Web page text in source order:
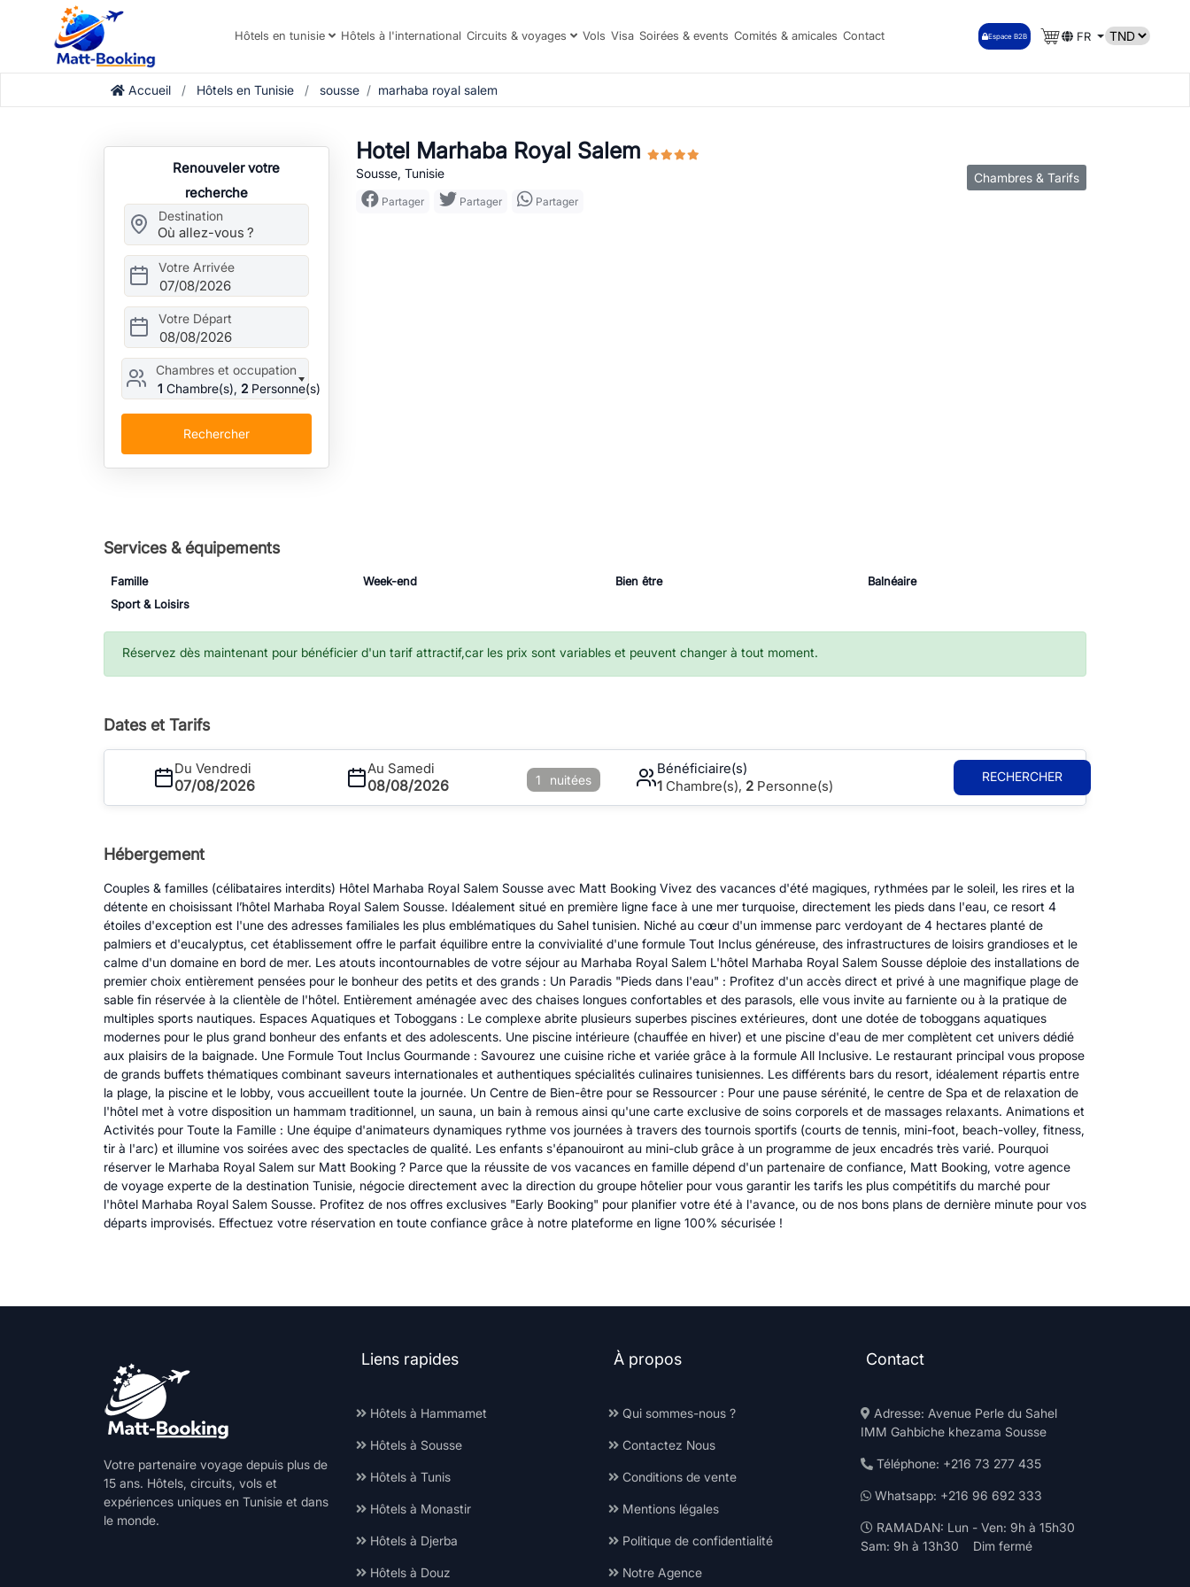
Hôtels en tunisie Hôtels à l'international Circuits & voyages Vols Visa Soirées & events Comités & amicales Contact Espace B2B FR
Accueil Hôtels en Tunisie sousse marhaba royal salem
Renouveler votre
recherche
Destination
Votre Arrivée
07/08/2026
Votre Départ
08/08/2026
Chambres et occupation
1 Chambre(s), 2 Personne(s)
Rechercher
Hotel Marhaba Royal Salem
Sousse, Tunisie
Partager Partager Partager
Chambres & Tarifs
Services & équipements
Famille Week-end Bien être
Balnéaire
Sport & Loisirs
Réservez dès maintenant pour bénéficier d'un tarif attractif,car les prix sont variables et peuvent changer à tout moment.
Dates et Tarifs
Du Vendredi
07/08/2026
Au Samedi
08/08/2026 1 nuitées
Bénéficiaire(s)
1Chambre(s), 2 Personne(s)
RECHERCHER
Hébergement
Couples & familles (célibataires interdits) Hôtel Marhaba Royal Salem Sousse avec Matt Booking Vivez des vacances d'été magiques, rythmées par le soleil, les rires et la
détente en choisissant l’hôtel Marhaba Royal Salem Sousse. Idéalement situé en première ligne face à une mer turquoise, directement les pieds dans l'eau, ce resort 4
étoiles d'exception est l'une des adresses familiales les plus emblématiques du Sahel tunisien. Niché au cœur d'un immense parc verdoyant de 4 hectares planté de
palmiers et d'eucalyptus, cet établissement offre le parfait équilibre entre la convivialité d'une formule Tout Inclus généreuse, des infrastructures de loisirs grandioses et le
calme d'un domaine en bord de mer. Les atouts incontournables de votre séjour au Marhaba Royal Salem L'hôtel Marhaba Royal Salem Sousse déploie des installations de
premier choix entièrement pensées pour le bonheur des petits et des grands : Un Paradis "Pieds dans l'eau" : Profitez d'un accès direct et privé à une magnifique plage de
sable fin réservée à la clientèle de l'hôtel. Entièrement aménagée avec des chaises longues confortables et des parasols, elle vous invite au farniente ou à la pratique de
multiples sports nautiques. Espaces Aquatiques et Toboggans : Le complexe abrite plusieurs superbes piscines extérieures, dont une dotée de toboggans aquatiques
modernes pour le plus grand bonheur des enfants et des adolescents. Une piscine intérieure (chauffée en hiver) et une piscine d'eau de mer complètent cet univers dédié
aux plaisirs de la baignade. Une Formule Tout Inclus Gourmande : Savourez une cuisine riche et variée grâce à la formule All Inclusive. Le restaurant principal vous propose
de grands buffets thématiques combinant saveurs internationales et authentiques spécialités culinaires tunisiennes. Les différents bars du resort, idéalement répartis entre
la plage, la piscine et le lobby, vous accueillent toute la journée. Un Centre de Bien-être pour se Ressourcer : Pour une pause sérénité, le centre de Spa et de relaxation de
l'hôtel met à votre disposition un hammam traditionnel, un sauna, un bain à remous ainsi qu'une carte exclusive de soins corporels et de massages relaxants. Animations et
Activités pour Toute la Famille : Une équipe d'animateurs dynamiques rythme vos journées à travers des tournois sportifs (courts de tennis, mini-foot, beach-volley, fitness,
tir à l'arc) et illumine vos soirées avec des spectacles de qualité. Les enfants s'épanouiront au mini-club grâce à un programme de jeux encadrés très varié. Pourquoi
réserver le Marhaba Royal Salem sur Matt Booking ? Parce que la réussite de vos vacances en famille dépend d'un partenaire de confiance, Matt Booking, votre agence
de voyage experte de la destination Tunisie, négocie directement avec la direction du groupe hôtelier pour vous garantir les tarifs les plus compétitifs du marché pour
l'hôtel Marhaba Royal Salem Sousse. Profitez de nos offres exclusives "Early Booking" pour planifier votre été à l'avance, ou de nos bons plans de dernière minute pour vos
départs improvisés. Effectuez votre réservation en toute confiance grâce à notre plateforme en ligne 100% sécurisée !
Votre partenaire voyage depuis plus de
15 ans. Hôtels, circuits, vols et
expériences uniques en Tunisie et dans
le monde.
Liens rapides
Hôtels à Hammamet
Hôtels à Sousse
Hôtels à Tunis
Hôtels à Monastir
Hôtels à Djerba
Hôtels à Douz
À propos
Qui sommes-nous ?
Contactez Nous
Conditions de vente
Mentions légales
Politique de confidentialité
Notre Agence
Contact
Adresse: Avenue Perle du Sahel
IMM Gahbiche khezama Sousse
Téléphone: +216 73 277 435
Whatsapp: +216 96 692 333
RAMADAN: Lun - Ven: 9h à 15h30
Sam: 9h à 13h30 Dim fermé